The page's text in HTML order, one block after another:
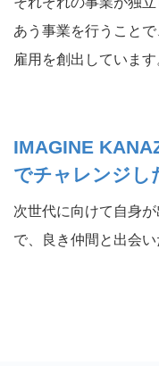
あう事業を行うこと
雇用を創出しています
IMAGINE
でチャレンジし
次世代に向けて自身
で、良き仲間と出会い